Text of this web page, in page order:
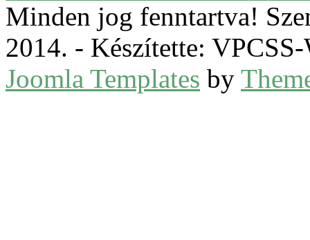
Minden jog fenntartva!
2014. - Készítette:
Joomla Templates by